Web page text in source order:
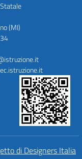
(MI)
di Designers Italia